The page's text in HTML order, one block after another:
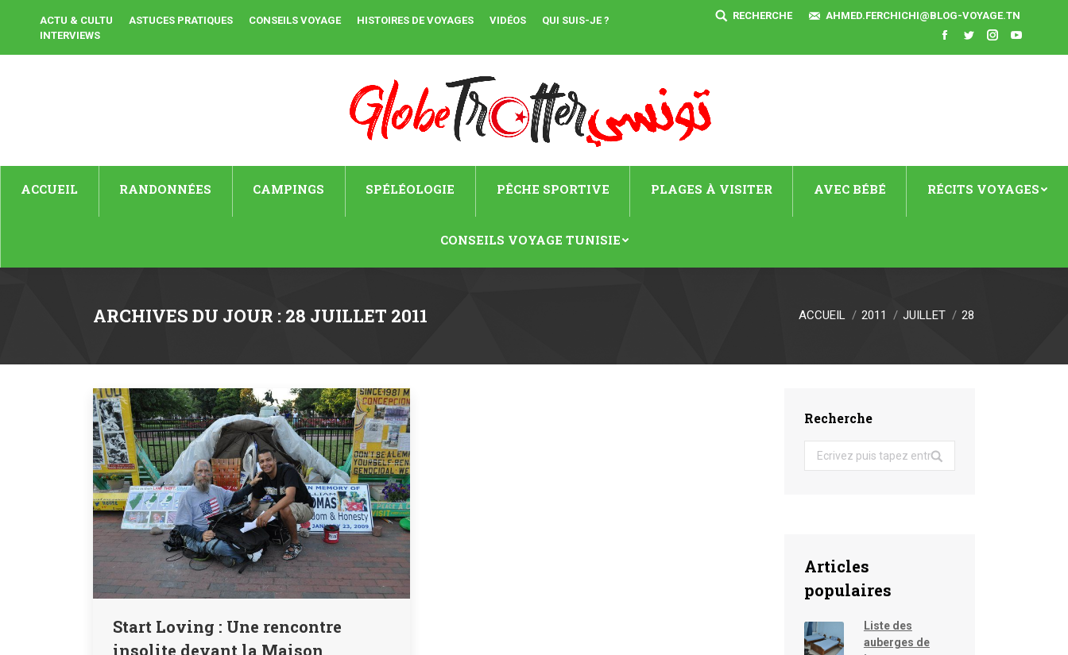
ACTU & CULTU ASTUCES PRATIQUES CONSEILS VOYAGE HISTOIRES DE VOYAGES VIDÉOS
QUI SUIS-JE ?
INTERVIEWS
SEARCH:
RECHERCHE AHMED.FERCHICHI@BLOG-VOYAGE.TN
Facebook
TwitterInstagram
ACCUEIL RANDONNÉES CAMPINGS SPÉLÉOLOGIE PÊCHE SPORTIVE PLAGES À VISITER AVEC BÉBÉ RÉCITS VOYAGES
CONSEILS VOYAGE TUNISIE
ARCHIVES DU JOUR : 28 JUILLET 2011 ACCUEIL 2011 JUILLET 28
Start Loving : Une rencontre
insolite devant la Maison
Recherche
Search:
Articles
populaires
Liste des
auberges de